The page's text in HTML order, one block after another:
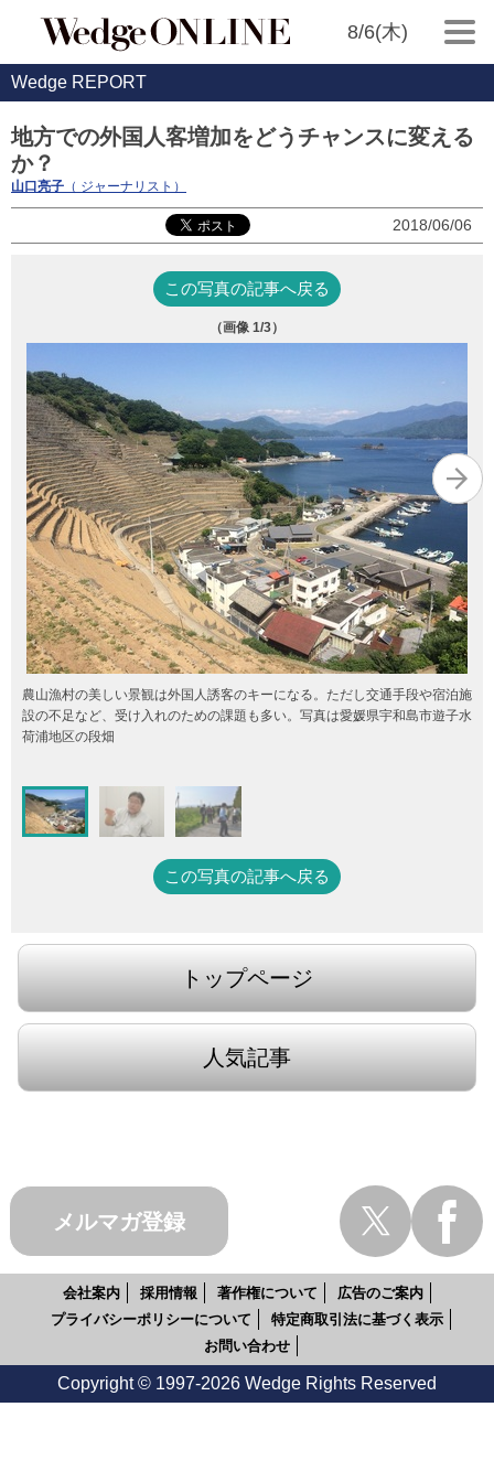
8/6(木)
Wedge REPORT
地方での外国人客増加をどうチャンスに変える
か？
山口亮子 （ ジャーナリスト）
2018/06/06
この写真の記事へ戻る
（画像 1/3）
農山漁村の美しい景観は外国人誘客のキーになる。ただし交通手段や宿泊施
設の不足など、受け入れのための課題も多い。写真は愛媛県宇和島市遊子水
荷浦地区の段畑
この写真の記事へ戻る
トップページ
人気記事
メルマガ登録
会社案内 採用情報 著作権について
広告のご案内
プライバシーポリシーについて
特定商取引法に基づく表示
お問い合わせ
Copyright © 1997-2026 Wedge Rights Reserved